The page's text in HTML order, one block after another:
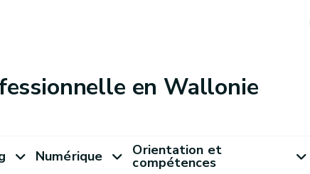
en Wallonie
Numérique Orientation et
compétences